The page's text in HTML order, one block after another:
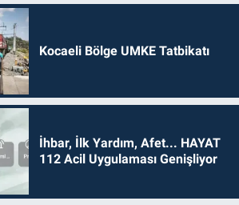
Kocaeli Bölge UMKE Tatbikatı
İhbar, İlk Yardım, Afet... HAYAT
112 Acil Uygulaması Genişliyor